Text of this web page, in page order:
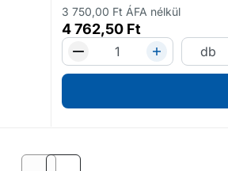
4 762,50 Ft
3 750,00 Ft ÁFA nélkül